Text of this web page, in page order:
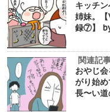
キッチ
姉妹。
録⑦】
関連記
おやじ
がり始
長〜い